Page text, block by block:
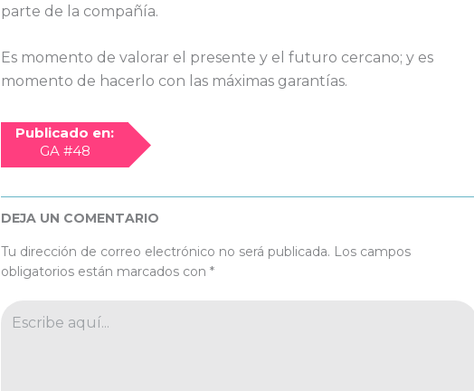
parte de la compañía.
Es momento de valorar el presente y el futuro cercano; y es
momento de hacerlo con las máximas garantías.
Publicado en:
GA #48
DEJA UN COMENTARIO
Tu dirección de correo electrónico no será publicada. Los campos
obligatorios están marcados con *